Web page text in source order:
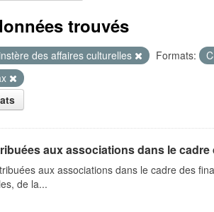
trouvés
des affaires culturelles Formats:
aux associations dans le
aux associations dans le cadre des
de la...